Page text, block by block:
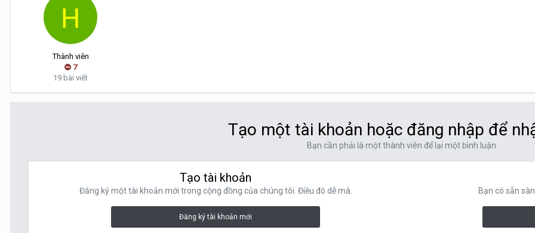
Thành viên
7
19 bài viết
Tạo một tài khoản hoặc đăng nhập để
Bạn cần phải là một thành viên để lại một bình luận
Tạo tài khoản
Đăng ký một tài khoản mới trong cộng đồng của chúng tôi. Điều đó dễ mà.
Đăng ký tài khoản mới
Bạn có sẵn